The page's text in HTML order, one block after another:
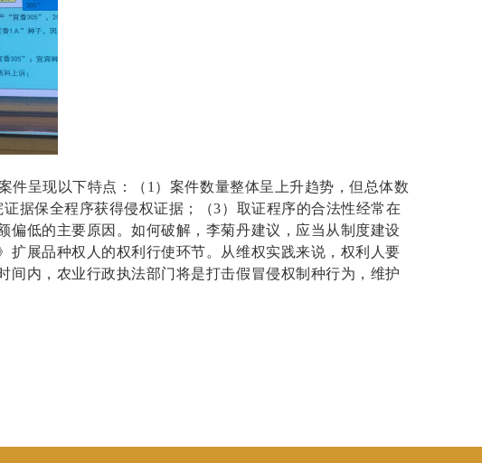
件呈现以下特点：（ 1）案件数量整体呈上升趋势，但总体数
据保全程序获得侵权证据；（3）取证程序的合法性经常在
低的主要原因。如何破解，李菊丹建议，应当从制度建设
展品种权人的权利行使环节。从维权实践来说，权利人要
内，农业行政执法部门将是打击假冒侵权制种行为，维护